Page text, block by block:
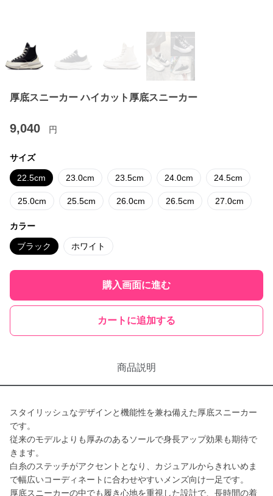
厚底スニーカー ハイカット厚底スニーカー
9,040 円
サイズ
22.5cm 23.0cm 23.5cm 24.0cm 24.5cm
25.0cm 25.5cm 26.0cm 26.5cm 27.0cm
カラー
ブラック ホワイト
購入画面に進む
カートに追加する
商品説明
スタイリッシュなデザインと機能性を兼ね備えた厚底スニーカー
です。
従来のモデルよりも厚みのあるソールで身長アップ効果も期待で
きます。
白糸のステッチがアクセントとなり、カジュアルからきれいめま
で幅広いコーディネートに合わせやすいメンズ向け一足です。
厚底スニーカーの中でも履き心地を重視した設計で、長時間の着